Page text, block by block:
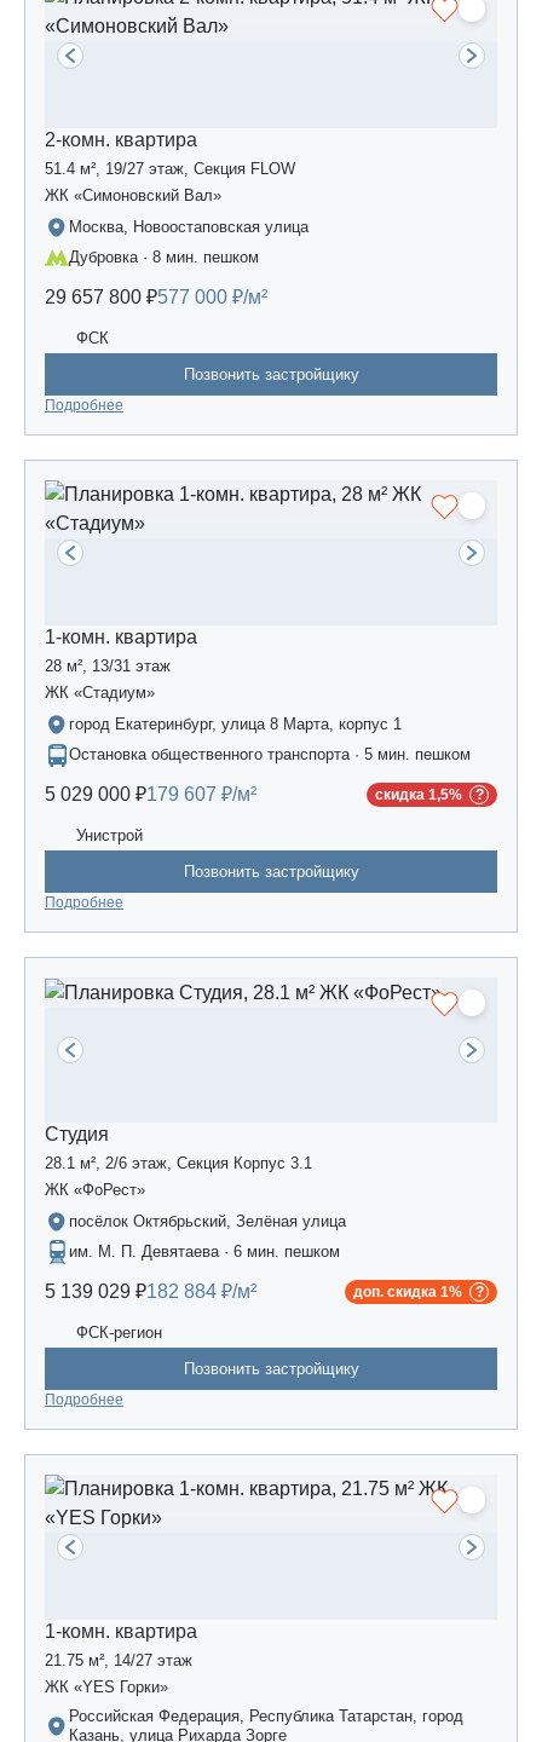
2-комн. квартира
51.4 м², 19/27 этаж, Секция FLOW
ЖК «Симоновский Вал»
Москва, Новоостаповская улица
Дубровка · 8 мин. пешком
29 657 800 ₽577 000 ₽/м²
ФСК
Позвонить застройщику
Подробнее
1-комн. квартира
28 м², 13/31 этаж
ЖК «Стадиум»
город Екатеринбург, улица 8 Марта, корпус 1
Остановка общественного транспорта · 5 мин. пешком
5 029 000 ₽179 607 ₽/м² скидка 1,5%
Унистрой
Позвонить застройщику
Подробнее
Студия
28.1 м², 2/6 этаж, Секция Корпус 3.1
ЖК «ФоРест»
посёлок Октябрьский, Зелёная улица
им. М. П. Девятаева · 6 мин. пешком
5 139 029 ₽182 884 ₽/м² доп. скидка 1%
ФСК-регион
Позвонить застройщику
Подробнее
1-комн. квартира
21.75 м², 14/27 этаж
ЖК «YES Горки»
Российская Федерация, Республика Татарстан, город
Казань, улица Рихарда Зорге